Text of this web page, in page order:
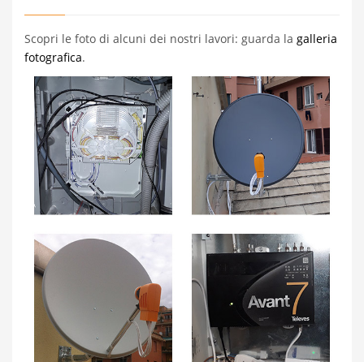
Scopri le foto di alcuni dei nostri lavori: guarda la galleria
fotografica.